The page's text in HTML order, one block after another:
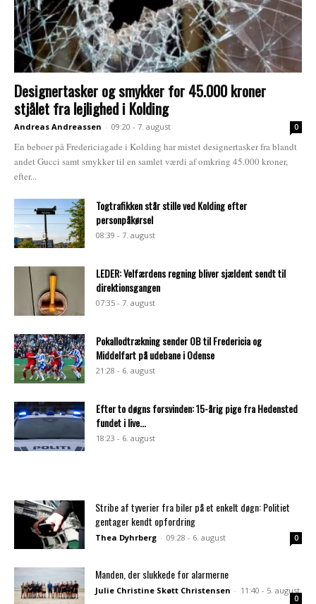
Designertasker og smykker for 45.000 kroner
stjålet fra lejlighed i Kolding
Andreas Andreassen - 09:20 - 7. august 0
En beboer på Fredericiagade i Kolding har mistet designertasker fra blandt
andet Gucci samt smykker til en samlet værdi af omkring 45.000 kroner,
efter...
Togtrafikken står stille ved Kolding efter
personpåkørsel
08:39 - 7. august
LEDER: Velfærdens regning bliver sjældent sendt til
direktionsgangen
07:35 - 7. august
Pokallodtrækning sender OB til Fredericia og
Middelfart på udebane i Odense
21:28 - 6. august
Efter to døgns forsvinden: 15-årig pige fra Hedensted
fundet i live...
18:23 - 6. august
Stribe af tyverier fra biler på et enkelt døgn: Politiet
gentager kendt opfordring
Thea Dyhrberg - 09:28 - 6. august 0
Manden, der slukkede for alarmerne
Julie Christine Skøtt Christensen - 11:40 - 5. august
0